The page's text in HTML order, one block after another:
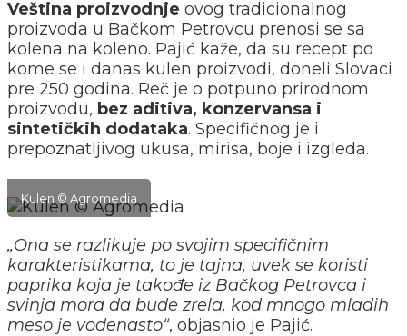
Veština proizvodnje ovog tradicionalnog
proizvoda u Bačkom Petrovcu prenosi se sa
kolena na koleno. Pajić kaže, da su recept po
kome se i danas kulen proizvodi, doneli Slovaci
pre 250 godina. Reč je o potpuno prirodnom
proizvodu, bez aditiva, konzervansa i
sintetičkih dodataka. Specifičnog je i
prepoznatljivog ukusa, mirisa, boje i izgleda.
Kulen © Agromedia
„Ona se razlikuje po svojim specifičnim
karakteristikama, to je tajna, uvek se koristi
paprika koja je takođe iz Bačkog Petrovca i
svinja mora da bude zrela, kod mnogo mladih
meso je vodenasto“, objasnio je Pajić.